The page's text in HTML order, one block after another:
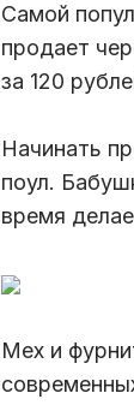
Самой
продает
за 120
Начинать
поул.
время
Мех и